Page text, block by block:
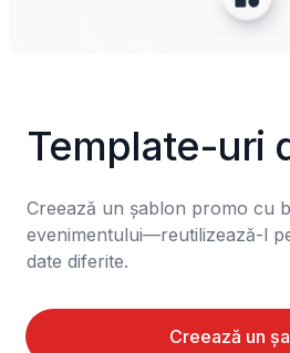
Template-uri
Creează un șablon promo cu
evenimentului—reutilizează-l
date diferite.
Creează un